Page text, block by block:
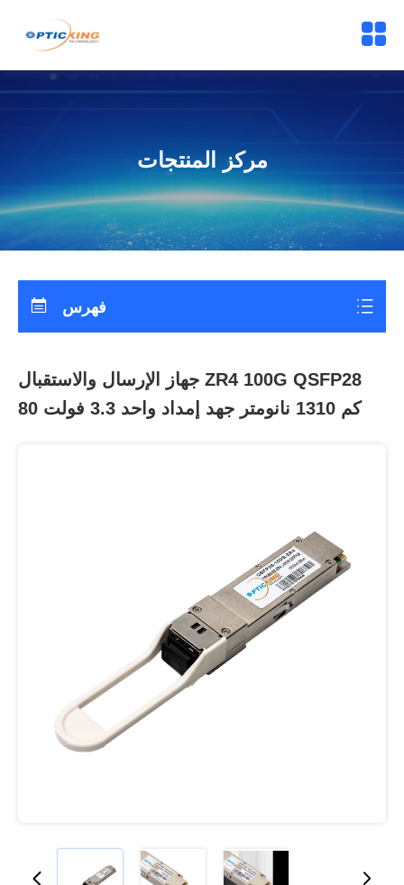
مركز المنتجات
فهرس
جهاز الإرسال والاستقبال ZR4 100G QSFP28
80 كم 1310 نانومتر جهد إمداد واحد 3.3 فولت